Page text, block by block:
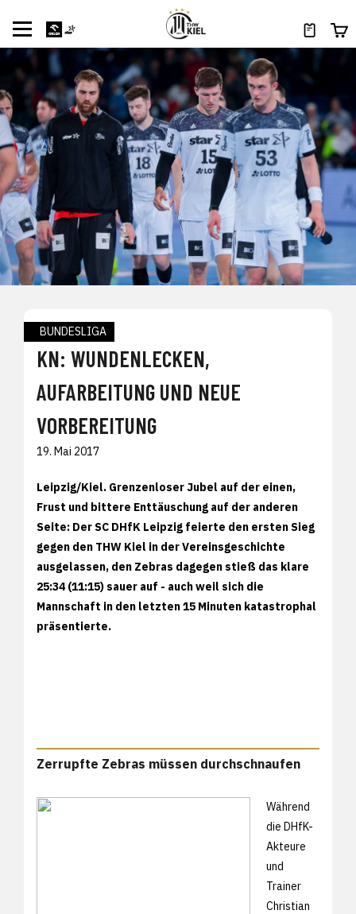
BUNDESLIGA
KN: WUNDENLECKEN,
AUFARBEITUNG UND NEUE
VORBEREITUNG
19. Mai 2017
Leipzig/Kiel. Grenzenloser Jubel auf der einen,
Frust und bittere Enttäuschung auf der anderen
Seite: Der SC DHfK Leipzig feierte den ersten Sieg
gegen den THW Kiel in der Vereinsgeschichte
ausgelassen, den Zebras dagegen stieß das klare
25:34 (11:15) sauer auf - auch weil sich die
Mannschaft in den letzten 15 Minuten katastrophal
präsentierte.
Zerrupfte Zebras müssen durchschnaufen
Während
die DHfK-
Akteure
und
Trainer
Christian